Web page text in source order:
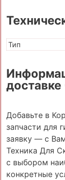
Тип
Добавьте в
запчасти для
заявку — с
Техника Для
с выбором
конкретные